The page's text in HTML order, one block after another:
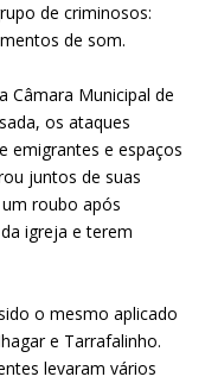
de criminosos:
de som.
Câmara Municipal de
os ataques
emigrantes e espaços
juntos de suas
roubo após
igreja e terem
o mesmo aplicado
e Tarrafalinho.
levaram vários